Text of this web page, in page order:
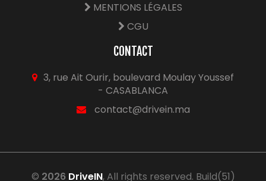
MENTIONS LÉGALES
CGU
CONTACT
3, rue Ait Ourir, boulevard Moulay Youssef
- CASABLANCA
contact@drivein.ma
© 2026 DriveIN, All rights reserved. Build(51)